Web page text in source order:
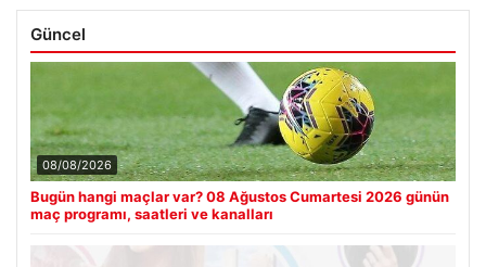
Güncel
08/08/2026
Bugün hangi maçlar var? 08 Ağustos Cumartesi 2026 günün
maç programı, saatleri ve kanalları